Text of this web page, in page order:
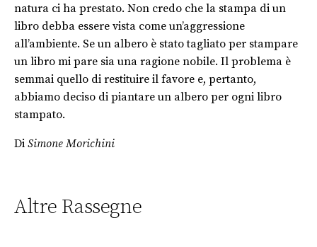
natura ci ha prestato. Non credo che la stampa di un
libro debba essere vista come un’aggressione
all’ambiente. Se un albero è stato tagliato per stampare
un libro mi pare sia una ragione nobile. Il problema è
semmai quello di restituire il favore e, pertanto,
abbiamo deciso di piantare un albero per ogni libro
stampato.
Di Simone Morichini
Altre Rassegne